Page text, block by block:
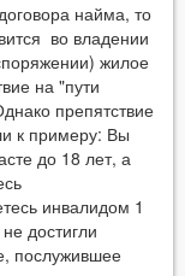
найма, то
во владении
жилое
на "пути
препятствие
к примеру: Вы
до 18 лет, а
инвалидом 1
достигли
послужившее